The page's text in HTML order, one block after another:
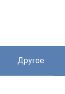
Другое